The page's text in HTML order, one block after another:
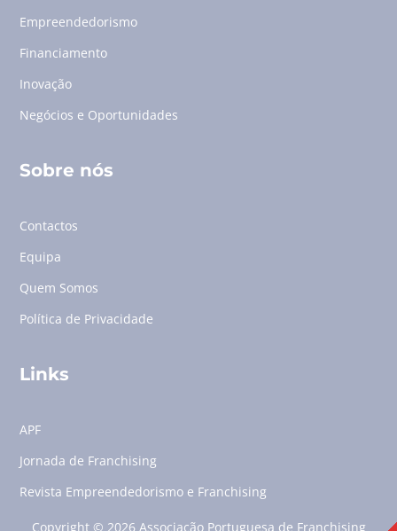
Empreendedorismo
Financiamento
Inovação
Negócios e Oportunidades
Sobre nós
Contactos
Equipa
Quem Somos
Política de Privacidade
Links
APF
Jornada de Franchising
Revista Empreendedorismo e Franchising
Copyright © 2026 Associação Portuguesa de Franchising